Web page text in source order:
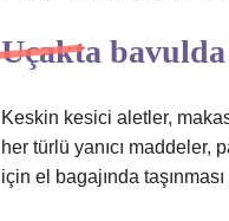
Uçakta
Keskin kesici aletler,
her türlü yanıcı maddeler,
için el bagajında ​​taşınması